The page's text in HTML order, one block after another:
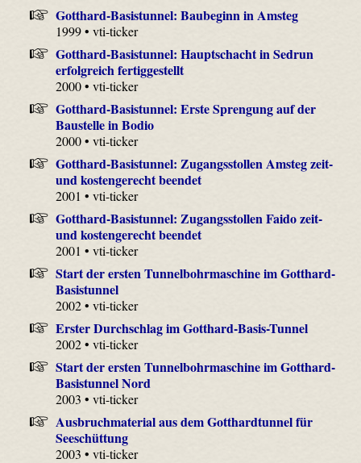
Gotthard-Basistunnel: Baubeginn in Amsteg
1999 • vti-ticker
Gotthard-Basistunnel: Hauptschacht in Sedrun
erfolgreich fertiggestellt
2000 • vti-ticker
Gotthard-Basistunnel: Erste Sprengung auf der
Baustelle in Bodio
2000 • vti-ticker
Gotthard-Basistunnel: Zugangsstollen Amsteg zeit-
und kostengerecht beendet
2001 • vti-ticker
Gotthard-Basistunnel: Zugangsstollen Faido zeit-
und kostengerecht beendet
2001 • vti-ticker
Start der ersten Tunnelbohrmaschine im Gotthard-
Basistunnel
2002 • vti-ticker
Erster Durchschlag im Gotthard-Basis-Tunnel
2002 • vti-ticker
Start der ersten Tunnelbohrmaschine im Gotthard-
Basistunnel Nord
2003 • vti-ticker
Ausbruchmaterial aus dem Gotthardtunnel für
Seeschüttung
2003 • vti-ticker